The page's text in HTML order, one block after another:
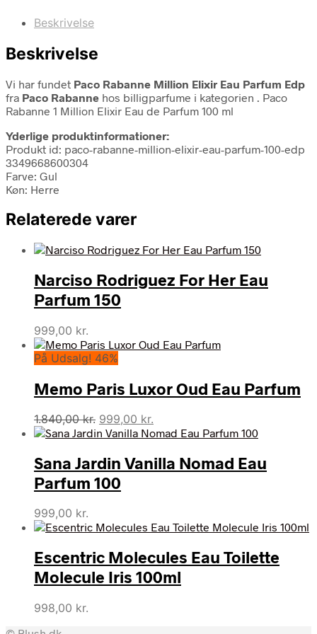
Beskrivelse
Beskrivelse
Vi har fundet Paco Rabanne Million Elixir Eau Parfum Edp
fra Paco Rabanne hos billigparfume i kategorien . Paco
Rabanne 1 Million Elixir Eau de Parfum 100 ml
Yderlige produktinformationer:
Produkt id: paco-rabanne-million-elixir-eau-parfum-100-edp
3349668600304
Farve: Gul
Køn: Herre
Relaterede varer
Narciso Rodriguez For Her Eau
Parfum 150
999,00 kr.
På Udsalg! 46%
Memo Paris Luxor Oud Eau Parfum
1.840,00kr. Den
oprindelige
var:
1.840,00 kr..
999,00 kr.
aktuelle
er:
999,00 kr..
Sana Jardin Vanilla Nomad Eau
Parfum 100
999,00 kr.
Escentric Molecules Eau Toilette
Molecule Iris 100ml
998,00 kr.